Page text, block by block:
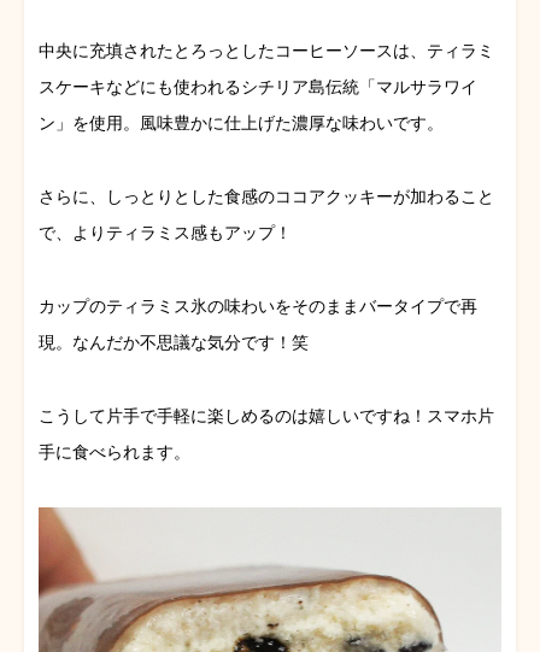
中央に充填されたとろっとしたコーヒーソースは、ティラミ
スケーキなどにも使われるシチリア島伝統「マルサラワイ
ン」を使用。風味豊かに仕上げた濃厚な味わいです。
さらに、しっとりとした食感のココアクッキーが加わること
で、よりティラミス感もアップ！
カップのティラミス氷の味わいをそのままバータイプで再
現。なんだか不思議な気分です！笑
こうして片手で手軽に楽しめるのは嬉しいですね！スマホ片
手に食べられます。